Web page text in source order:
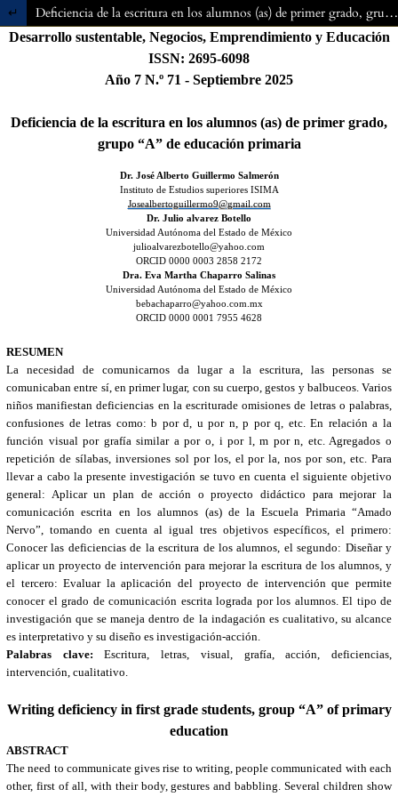
Volver a los detalles del artículo Deficiencia de la escritura en los alumnos (as) de primer grado, grupo “A” de educación primaria